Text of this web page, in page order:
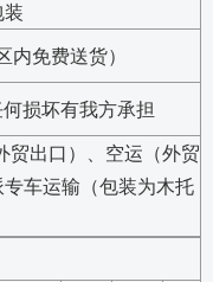
免费送货）
损坏有我方承担
贸出口）、空运（外贸
车运输（包装为木托